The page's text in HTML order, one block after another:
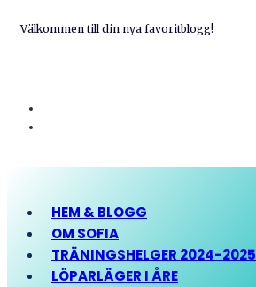
Välkommen till din nya favoritblogg!
HEM & BLOGG
OM SOFIA
TRÄNINGSHELGER 2024-2025
LÖPARLÄGER I ÅRE